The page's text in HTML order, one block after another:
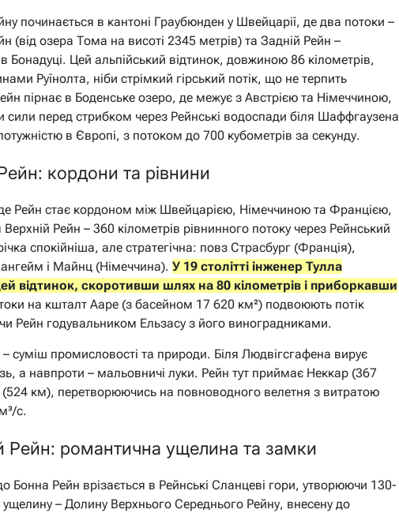
починається в кантоні Граубюнден у Швейцарії, де два потоки –
(від озера Тома на висоті 2345 метрів) та Задній Рейн –
Бонадуці. Цей альпійський відтинок, довжиною 86 кілометрів,
Руїнолта, ніби стрімкий гірський потік, що не терпить
пірнає в Боденське озеро, де межує з Австрією та Німеччиною,
сили перед стрибком через Рейнські водоспади біля Шаффгаузена
в Європі, з потоком до 700 кубометрів за секунду.
кордони та рівнини
Рейн стає кордоном між Швейцарією, Німеччиною та Францією,
Рейн – 360 кілометрів рівнинного потоку через Рейнський
спокійніша, але стратегічна: повз Страсбург (Франція),
і Майнц (Німеччина). У 19 столітті інженер Тулла
відтинок, скоротивши шлях на 80 кілометрів і приборкавши
на кшталт Ааре (з басейном 17 620 км²) подвоюють потік
Рейн годувальником Ельзасу з його виноградниками.
суміш промисловості та природи. Біля Людвігсгафена вирує
а навпроти – мальовничі луки. Рейн тут приймає Неккар (367
км), перетворюючись на повноводного велетня з витратою
с.
Рейн: романтична ущелина та замки
Бонна Рейн врізається в Рейнські Сланцеві гори, утворюючи 130-
ущелину – Долину Верхнього Середнього Рейну, внесену до